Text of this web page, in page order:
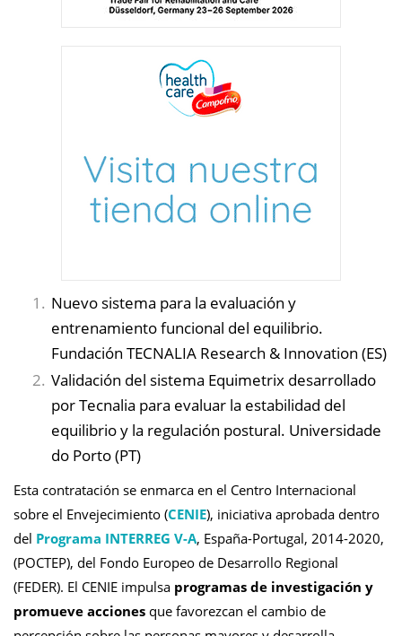
Nuevo sistema para la evaluación y
entrenamiento funcional del equilibrio.
Fundación TECNALIA Research & Innovation (ES)
Validación del sistema Equimetrix desarrollado
por Tecnalia para evaluar la estabilidad del
equilibrio y la regulación postural. Universidade
do Porto (PT)
Esta contratación se enmarca en el Centro Internacional
sobre el Envejecimiento (CENIE), iniciativa aprobada dentro
del Programa INTERREG V-A, España-Portugal, 2014-2020,
(POCTEP), del Fondo Europeo de Desarrollo Regional
(FEDER). El CENIE impulsa programas de investigación y
promueve acciones que favorezcan el cambio de